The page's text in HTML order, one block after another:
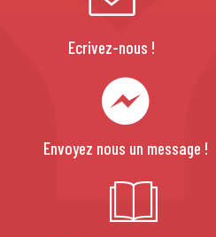
Ecrivez-nous !
Envoyez nous un message !